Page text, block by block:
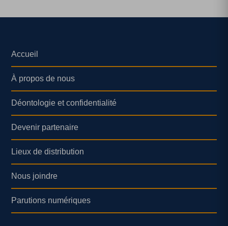
Accueil
À propos de nous
Déontologie et confidentialité
Devenir partenaire
Lieux de distribution
Nous joindre
Parutions numériques